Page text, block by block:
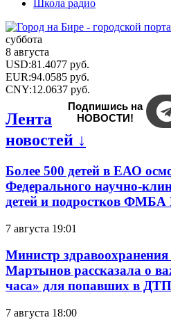
Школа радио
суббота
8 августа
USD:81.4077 руб.
EUR:94.0585 руб.
CNY:12.0637 руб.
Подпишись на
НОВОСТИ!
Лента
новостей ↓
Более 500 детей в ЕАО
Федерального научно-
детей и подростков ФМБА
7 августа 19:01
Министр
Мартынов рассказала о
часа» для попавших в ДТП
7 августа 18:00